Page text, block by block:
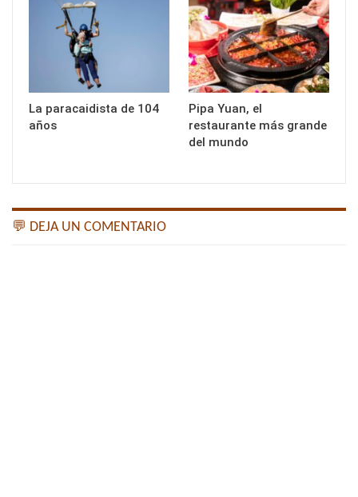
La paracaidista de 104
años
Pipa Yuan, el
restaurante más grande
del mundo
💬 DEJA UN COMENTARIO